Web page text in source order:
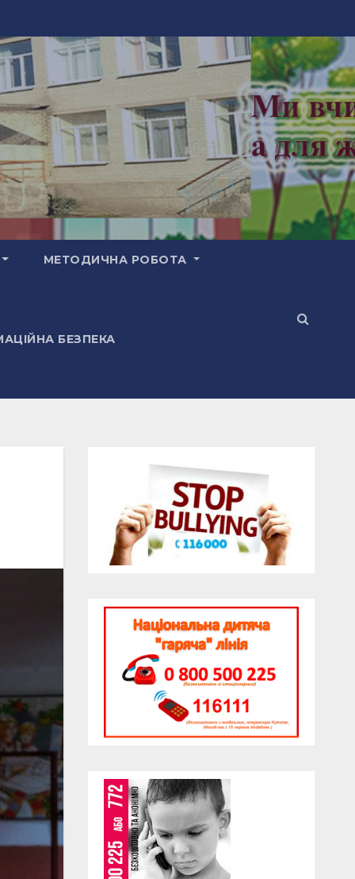
МЕТОДИЧНА РОБОТА
БЕЗПЕКА